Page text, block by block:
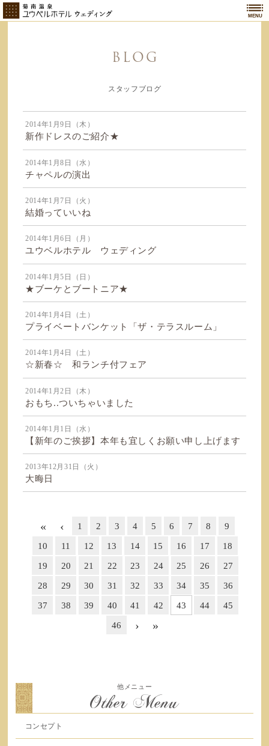
MENU
BLOG
スタッフブログ
2014年1月9日（木）
新作ドレスのご紹介★
2014年1月8日（水）
チャペルの演出
2014年1月7日（火）
結婚っていいね
2014年1月6日（月）
ユウベルホテル ウェディング
2014年1月5日（日）
★ブーケとブートニア★
2014年1月4日（土）
プライベートバンケット「ザ・テラスルーム」
2014年1月4日（土）
☆新春☆ 和ランチ付フェア
2014年1月2日（木）
おもち..ついちゃいました
2014年1月1日（水）
【新年のご挨拶】本年も宜しくお願い申し上げます
2013年12月31日（火）
大晦日
« ‹ 1 2 3 4 5 6 7 8
9
10
11 12 13 14 15 16 17
18
19
20 21 22 23 24 25 26
27
28
29 30 31 32 33 34 35
36
37
38 39 40 41 42 43 44
45
46
› »
他メニュー
Other Menu
コンセプト